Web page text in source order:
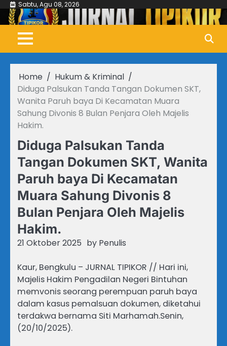
Skip
content
Sabtu, Agu 08, 2026
Home
Hukum & Kriminal
Diduga Palsukan Tanda Tangan Dokumen SKT,
Wanita Paruh baya Di Kecamatan Muara
Sahung Divonis 8 Bulan Penjara Oleh Majelis
Hakim. ‎ ‎
Diduga Palsukan Tanda
Tangan Dokumen SKT, Wanita
Paruh baya Di Kecamatan
Muara Sahung Divonis 8
Bulan Penjara Oleh Majelis
Hakim. ‎ ‎
21 Oktober 2025 by Penulis
‎Kaur, Bengkulu – JURNAL TIPIKOR // Hari ini,
Majelis Hakim Pengadilan Negeri Bintuhan
memvonis seorang perempuan paruh baya
dalam kasus pemalsuan dokumen, diketahui
terdakwa bernama Siti Marhamah.Senin,
(20/10/2025).